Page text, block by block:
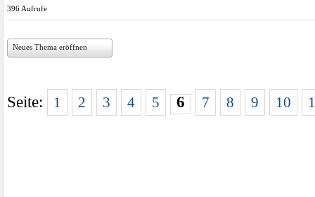
396 Aufrufe
Neues Thema eröffnen
Seite: 1 2 3 4 5 6 7 8 9 10